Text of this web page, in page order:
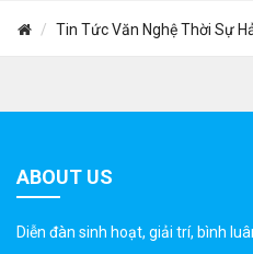
Tin Tức Văn Nghệ Thời Sự
ABOUT US
Diễn đàn sinh hoạt, giải trí, bình